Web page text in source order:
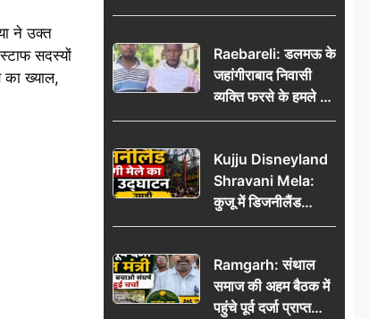
ने उक्त
सदस्यों
का ख्याल,
सुरक्षा संगठन ने उठाए
की मांग
Raebareli: डलमऊ के
जहांगीराबाद निवासी
व्यक्ति फरसे के हमले में
घायल थाने में शिकायत
हजार’, रकम न देने पर
कार्रवाई ठंडी!
Kujju Disneyland
Shravani Mela:
कुजू में डिजनीलैंड
श्रावणी मेले का भव्य
की भीड़
Ramgarh: संथाल
समाज की अहम बैठक में
पहुंचे पूर्व दर्जा प्राप्त